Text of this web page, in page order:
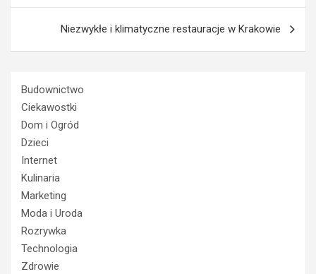
Niezwykłe i klimatyczne restauracje w Krakowie
Budownictwo
Ciekawostki
Dom i Ogród
Dzieci
Internet
Kulinaria
Marketing
Moda i Uroda
Rozrywka
Technologia
Zdrowie